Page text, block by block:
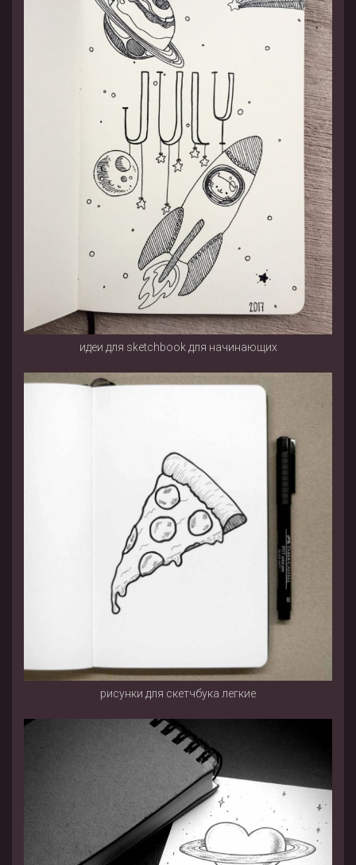
идеи для sketchbook для начинающих
рисунки для скетчбука легкие